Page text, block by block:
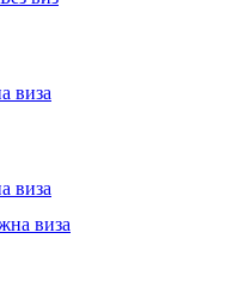
виза
виза
виза